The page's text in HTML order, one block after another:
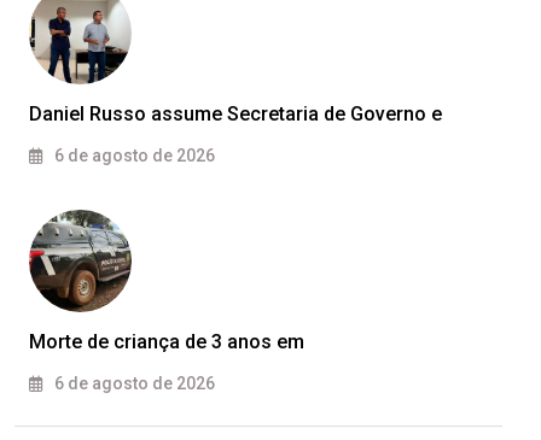
Daniel Russo assume Secretaria de Governo e
6 de agosto de 2026
Morte de criança de 3 anos em
6 de agosto de 2026